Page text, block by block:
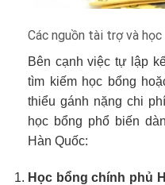
Các nguồn tài trợ và học
Bên cạnh việc tự lập
tìm kiếm học bổng
thiểu gánh nặng chi
học bổng phổ biến
Hàn Quốc:
Học bổng chính phủ